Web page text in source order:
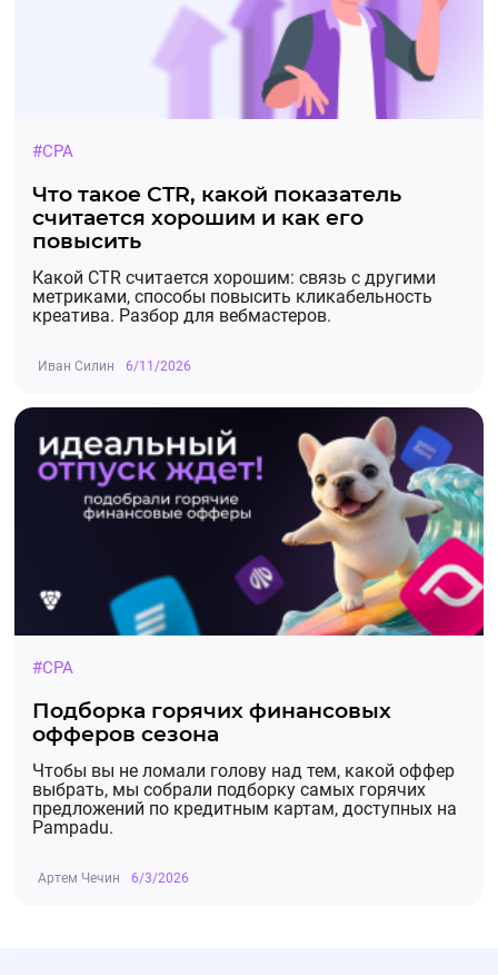
#CPA
Что такое CTR, какой показатель
считается хорошим и как его
повысить
Какой CTR считается хорошим: связь с другими
метриками, способы повысить кликабельность
креатива. Разбор для вебмастеров.
Иван Силин 6/11/2026
#CPA
Подборка горячих финансовых
офферов сезона
Чтобы вы не ломали голову над тем, какой оффер
выбрать, мы собрали подборку самых горячих
предложений по кредитным картам, доступных на
Pampadu.
Артем Чечин 6/3/2026